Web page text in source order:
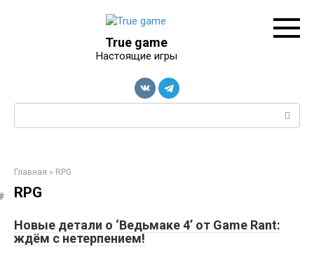
True game
Настоящие игры
Поиск:
Главная » RPG
RPG
Новые детали о ‘Ведьмаке 4’ от Game Rant:
ждём с нетерпением!